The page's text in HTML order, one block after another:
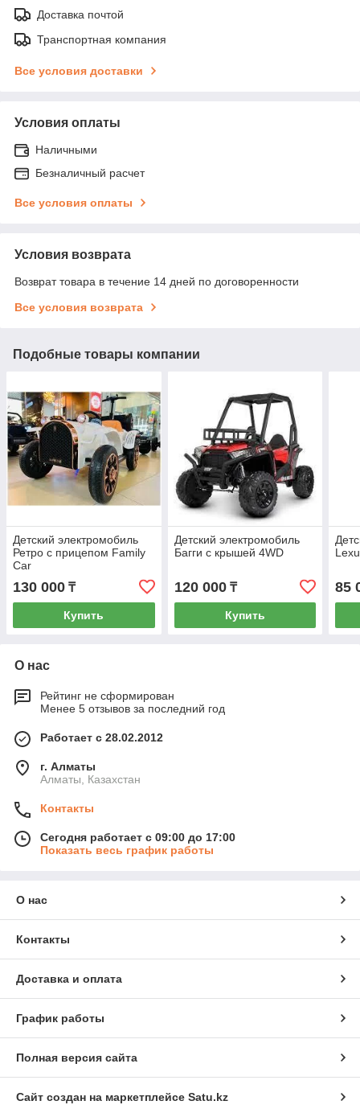
Доставка почтой
Транспортная компания
Все условия доставки
Условия оплаты
Наличными
Безналичный расчет
Все условия оплаты
Условия возврата
Возврат товара в течение 14 дней по договоренности
Все условия возврата
Подобные товары компании
Детский электромобиль
Ретро с прицепом Family
Car
130 000 ₸
Купить
Детский электромобиль
Багги с крышей 4WD
120 000₸
Купить
85
О нас
Рейтинг не сформирован
Менее 5 отзывов за последний год
Работает с 28.02.2012
г. Алматы
Алматы, Казахстан
Контакты
Сегодня работает с 09:00 до 17:00
Показать весь график работы
О нас
Контакты
Доставка и оплата
График работы
Полная версия сайта
Сайт создан на маркетплейсе Satu.kz